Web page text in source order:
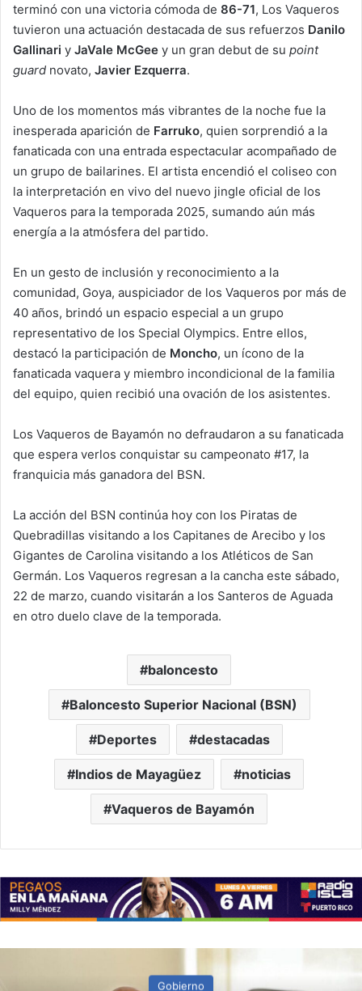
terminó con una victoria cómoda de 86-71, Los Vaqueros
tuvieron una actuación destacada de sus refuerzos Danilo
Gallinari y JaVale McGee y un gran debut de su point
guard novato, Javier Ezquerra.
Uno de los momentos más vibrantes de la noche fue la
inesperada aparición de Farruko, quien sorprendió a la
fanaticada con una entrada espectacular acompañado de
un grupo de bailarines. El artista encendió el coliseo con
la interpretación en vivo del nuevo jingle oficial de los
Vaqueros para la temporada 2025, sumando aún más
energía a la atmósfera del partido.
En un gesto de inclusión y reconocimiento a la
comunidad, Goya, auspiciador de los Vaqueros por más de
40 años, brindó un espacio especial a un grupo
representativo de los Special Olympics. Entre ellos,
destacó la participación de Moncho, un ícono de la
fanaticada vaquera y miembro incondicional de la familia
del equipo, quien recibió una ovación de los asistentes.
Los Vaqueros de Bayamón no defraudaron a su fanaticada
que espera verlos conquistar su campeonato #17, la
franquicia más ganadora del BSN.
La acción del BSN continúa hoy con los Piratas de
Quebradillas visitando a los Capitanes de Arecibo y los
Gigantes de Carolina visitando a los Atléticos de San
Germán. Los Vaqueros regresan a la cancha este sábado,
22 de marzo, cuando visitarán a los Santeros de Aguada
en otro duelo clave de la temporada.
baloncesto
Baloncesto Superior Nacional (BSN)
Deportes destacadas
Indios de Mayagüez noticias
Vaqueros de Bayamón